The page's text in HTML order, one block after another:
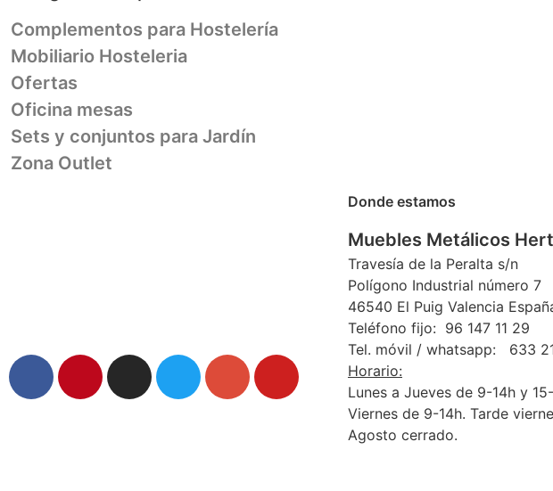
Complementos para Hostelería
Mobiliario Hosteleria
Ofertas
Oficina mesas
Sets y conjuntos para Jardín
Zona Outlet
Donde estamos
Muebles Metálicos
Travesía de la Peralta s/n
Polígono Industrial número 7
46540 El Puig Valencia
Teléfono fijo: 96 147 11 29
Tel. móvil / whatsapp: 633
Horario:
Lunes a Jueves de 9-14h y
Viernes de 9-14h. Tarde
Agosto cerrado.